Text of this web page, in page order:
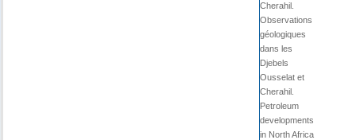
Cherahil.
Observations
géologiques
dans les
Djebels
Ousselat et
Cherahil.
Petroleum
developments
in North Africa